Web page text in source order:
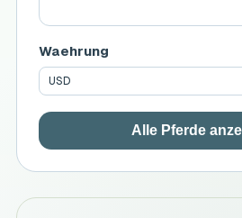
Waehrung
USD
Alle Pferde